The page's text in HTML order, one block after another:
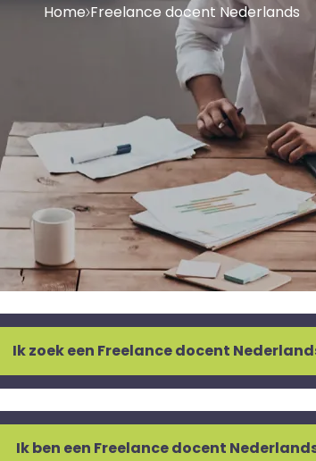
Home Freelance docent Nederlands
Ik zoek een Freelance docent
Ik ben een Freelance docent